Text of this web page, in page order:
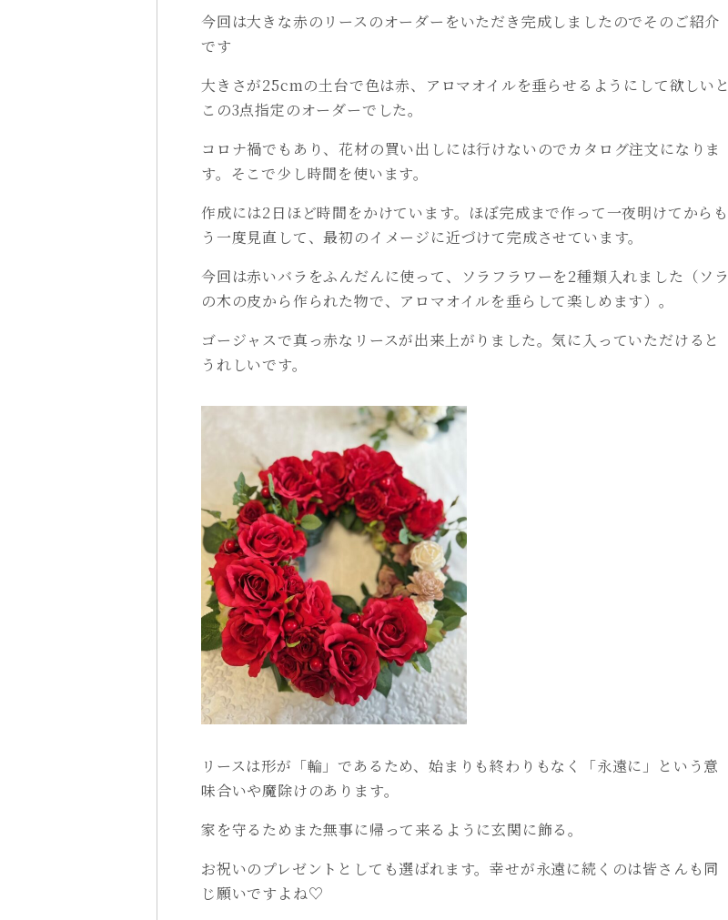
今回は大きな赤のリースのオーダーをいただき完成しましたのでそのご紹介
です
大きさが25cmの土台で色は赤、アロマオイルを垂らせるようにして欲しいと
この3点指定のオーダーでした。
コロナ禍でもあり、花材の買い出しには行けないのでカタログ注文になりま
す。そこで少し時間を使います。
作成には2日ほど時間をかけています。ほぼ完成まで作って一夜明けてからも
う一度見直して、最初のイメージに近づけて完成させています。
今回は赤いバラをふんだんに使って、ソラフラワーを2種類入れました（ソラ
の木の皮から作られた物で、アロマオイルを垂らして楽しめます）。
ゴージャスで真っ赤なリースが出来上がりました。気に入っていただけると
うれしいです。
リースは形が「輪」であるため、始まりも終わりもなく「永遠に」という意
味合いや魔除けのあります。
家を守るためまた無事に帰って来るように玄関に飾る。
お祝いのプレゼントとしても選ばれます。幸せが永遠に続くのは皆さんも同
じ願いですよね♡